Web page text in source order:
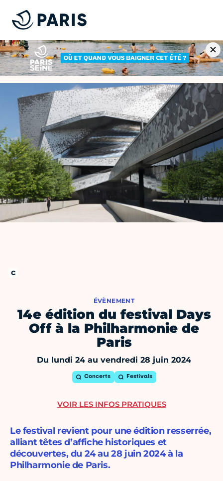
ÉVÈNEMENT
14e édition du festival Days
Off à la Philharmonie de
Paris
Du lundi 24 au vendredi 28 juin 2024
Concerts Festivals
Le festival revient pour une édition resserrée,
alliant têtes d’affiche historiques et
découvertes, du 24 au 28 juin 2024 à la
Philharmonie de Paris.
VOIR LES INFOS PRATIQUES